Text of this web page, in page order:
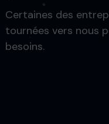
Certaines des
tournées vers nous
besoins.